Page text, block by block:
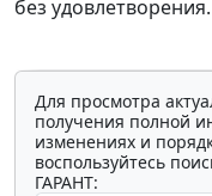
без удовлетворения.
Для просмотра
получения полной
изменениях и
воспользуйтесь
ГАРАНТ: